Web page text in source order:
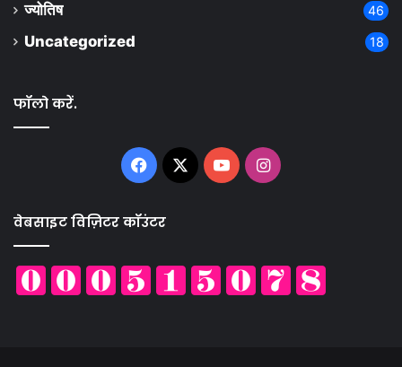
ज्योतिष 46
Uncategorized 18
फॉलो करें.
Facebook
X YouTubeInstagram
वेबसाइट विज़िटर कॉउंटर